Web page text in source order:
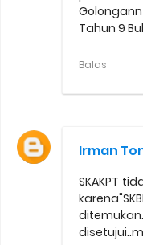
Tahun 9
Balas
Irman
SKAKPT